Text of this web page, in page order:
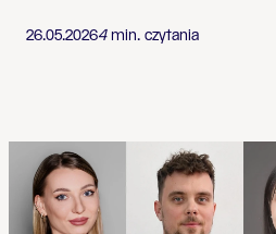
26.05.20264min. czytania